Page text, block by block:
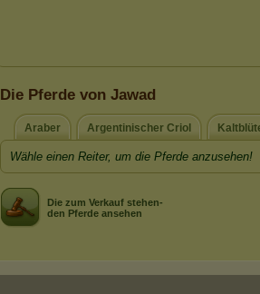
Die Pferde von Jawad
Araber Argentinischer Criol
Wähle einen Reiter, um die Pferde anzusehen!
Die zum Verkauf stehen-
den Pferde ansehen